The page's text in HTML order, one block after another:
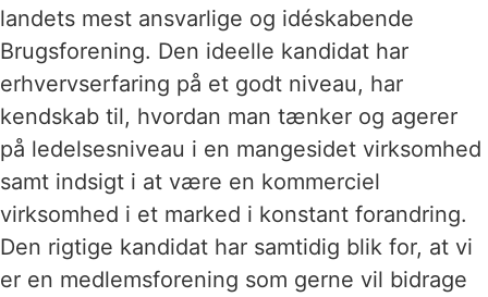
landets mest ansvarlige og idéskabende
Brugsforening. Den ideelle kandidat har
erhvervserfaring på et godt niveau, har
kendskab til, hvordan man tænker og agerer
på ledelsesniveau i en mangesidet virksomhed
samt indsigt i at være en kommerciel
virksomhed i et marked i konstant forandring.
Den rigtige kandidat har samtidig blik for, at vi
er en medlemsforening som gerne vil bidrage